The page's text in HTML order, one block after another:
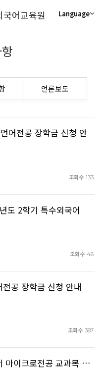
국어교육원 Language
언론보도
어전공 장학금 신청 안
조회수 133
도 2학기 특수외국어
조회수 46
공 장학금 신청 안내
조회수 387
마이크로전공 교과목 …